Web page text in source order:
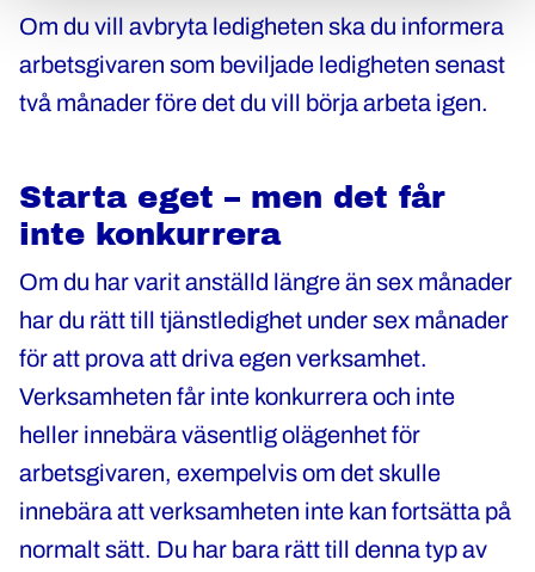
Om du vill avbryta ledigheten ska du informera
arbetsgivaren som beviljade ledigheten senast
två månader före det du vill börja arbeta igen.
Starta eget – men det får
inte konkurrera
Om du har varit anställd längre än sex månader
har du rätt till tjänstledighet under sex månader
för att prova att driva egen verksamhet.
Verksamheten får inte konkurrera och inte
heller innebära väsentlig olägenhet för
arbetsgivaren, exempelvis om det skulle
innebära att verksamheten inte kan fortsätta på
normalt sätt. Du har bara rätt till denna typ av